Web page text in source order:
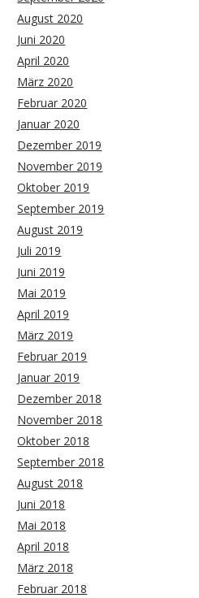
August 2020
Juni 2020
April 2020
März 2020
Februar 2020
Januar 2020
Dezember 2019
November 2019
Oktober 2019
September 2019
August 2019
Juli 2019
Juni 2019
Mai 2019
April 2019
März 2019
Februar 2019
Januar 2019
Dezember 2018
November 2018
Oktober 2018
September 2018
August 2018
Juni 2018
Mai 2018
April 2018
März 2018
Februar 2018